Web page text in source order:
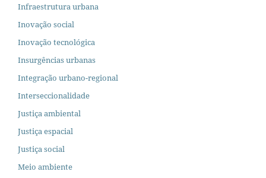
Infraestrutura urbana
Inovação social
Inovação tecnológica
Insurgências urbanas
Integração urbano-regional
Interseccionalidade
Justiça ambiental
Justiça espacial
Justiça social
Meio ambiente